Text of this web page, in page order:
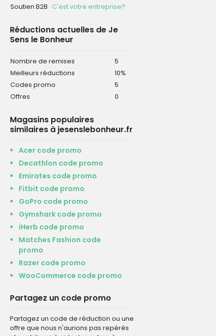
Soutien B2B C'est votre entreprise?
Réductions actuelles de Je
Sens le Bonheur
Nombre de remises
5
Meilleurs réductions
10%
Codes promo
5
Offres
0
Magasins populaires
similaires à jesenslebonheur.fr
Acer code promo
Decathlon code promo
Emirates code promo
Fitbit code promo
GoPro code promo
Gymshark code promo
iHerb code promo
Matches Fashion code
promo
Razer code promo
WooCommerce code promo
Partagez un code promo
Partagez un code de réduction ou une
offre que nous n'aurions pas repérés